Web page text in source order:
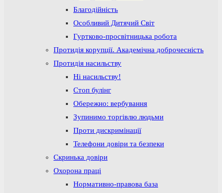
Благодійність
Особливий Дитячий Світ
Гуртково-просвітницька робота
Протидія корупції. Академічна доброчесність
Протидія насильству
Ні насильству!
Стоп булінг
Обережно: вербування
Зупинимо торгівлю людьми
Проти дискримінації
Телефони довіри та безпеки
Скринька довіри
Охорона праці
Нормативно-правова база